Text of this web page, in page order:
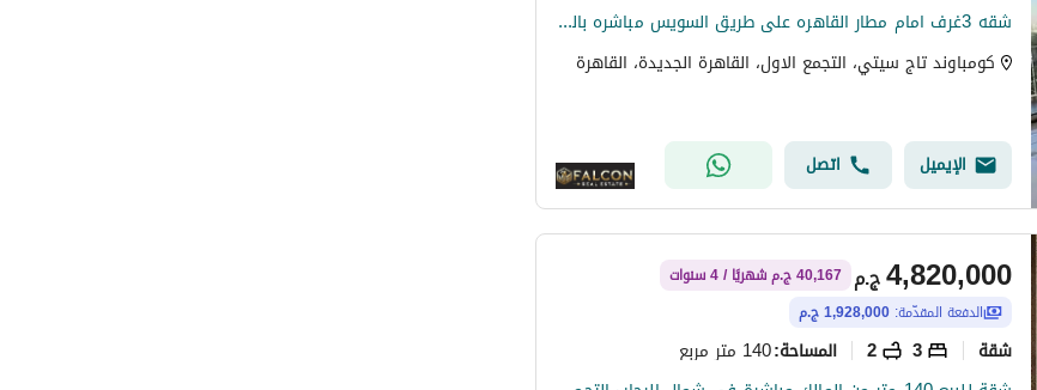
شقه 3غرف امام مطار القاهره على طريق السويس مباشره بالتقسيط على 12 سنه للبيع فى كمبوند تاج سيتى ب خصم مميز (واجهه بحري )taj city new cairo
كومباوند تاج سيتي، التجمع الاول، القاهرة الجديدة، القاهرة
الإيميل اتصل
ج.م4,820,000
40,167 ج.م شهريًا / 4 سنوات
الدفعة المقدّمة: 1,928,000 ج.م
شقة 3
2 المساحة:140 متر مربع